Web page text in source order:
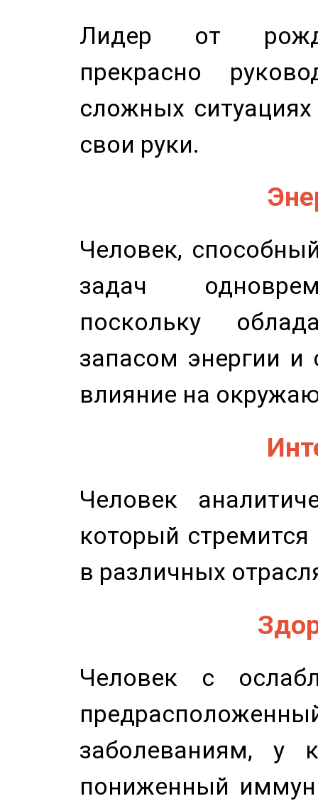
Лидер от
прекрасно
сложных
свои руки.
Человек,
задач
поскольку
запасом энергии и
влияние на
Человек
который
в различных
Человек с
заболеваниям, у
пониженный